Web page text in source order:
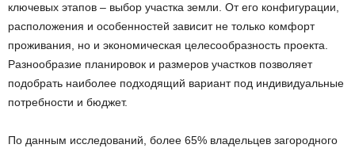
ключевых этапов – выбор участка земли. От его конфигурации,
расположения и особенностей зависит не только комфорт
проживания, но и экономическая целесообразность проекта.
Разнообразие планировок и размеров участков позволяет
подобрать наиболее подходящий вариант под индивидуальные
потребности и бюджет.
По данным исследований, более 65% владельцев загородного